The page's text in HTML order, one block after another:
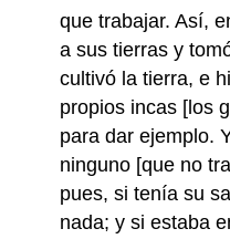
que trabajar. Así,
a sus tierras y
cultivó la tierra, e
propios incas [los
para dar ejemplo.
ninguno [que no
pues, si tenía su
nada; y si estaba